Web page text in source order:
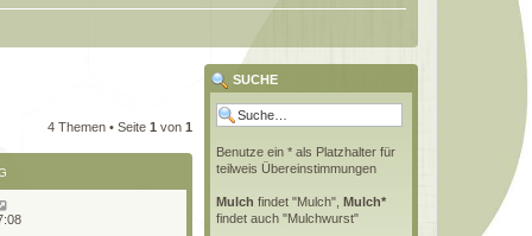
4 Themen • Seite 1 von 1
SUCHE
Benutze ein * als Platzhalter für
teilweis Übereinstimmungen
Mulch findet "Mulch", Mulch*
findet auch "Mulchwurst"